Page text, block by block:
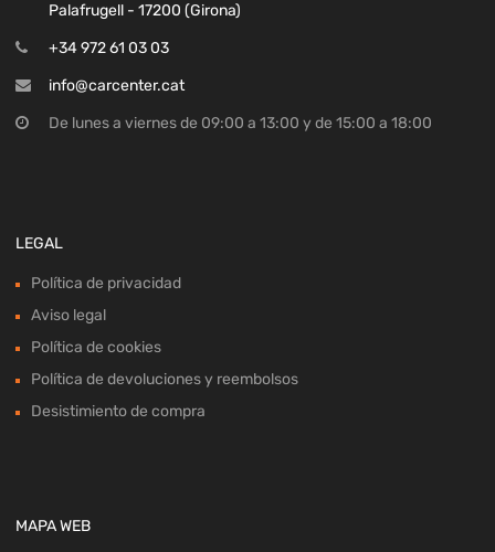
Palafrugell - 17200 (Girona)
+34 972 61 03 03
info@carcenter.cat
De lunes a viernes de 09:00 a 13:00 y de 15:00 a 18:00
LEGAL
Política de privacidad
Aviso legal
Política de cookies
Política de devoluciones y reembolsos
Desistimiento de compra
MAPA WEB